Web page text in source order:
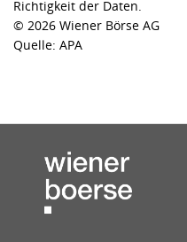
Richtigkeit der Daten.
© 2026 Wiener Börse AG
Quelle: APA